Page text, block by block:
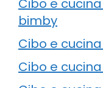
Cibo e
bimby
Cibo e
Cibo e